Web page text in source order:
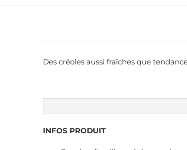
Des créoles aussi fraîches que
INFOS PRODUIT